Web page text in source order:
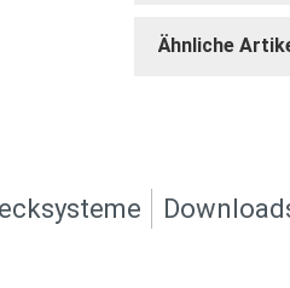
Ähnliche